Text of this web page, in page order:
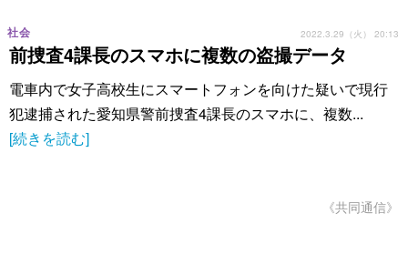
前捜査4課長のスマホに複数の盗撮データ
社会 2022.3.29（火） 20:13
電車内で女子高校生にスマートフォンを向けた疑いで現行
犯逮捕された愛知県警前捜査4課長のスマホに、複数...
[続きを読む]
《共同通信》